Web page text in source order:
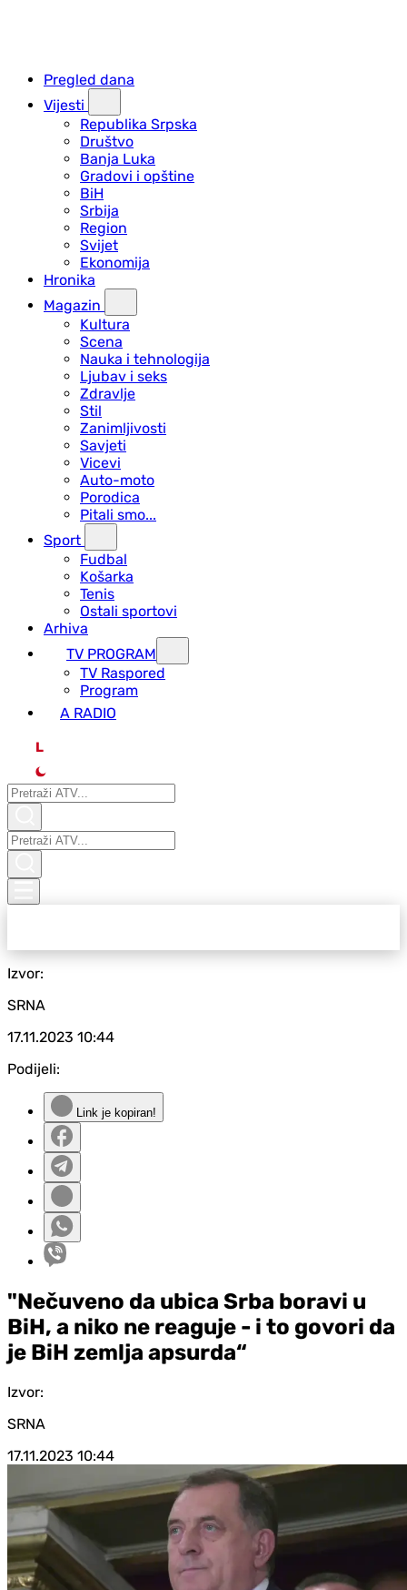
Pregled dana
Vijesti
Republika Srpska
Društvo
Banja Luka
Gradovi i opštine
BiH
Srbija
Region
Svijet
Ekonomija
Hronika
Magazin
Kultura
Scena
Nauka i tehnologija
Ljubav i seks
Zdravlje
Stil
Zanimljivosti
Savjeti
Vicevi
Auto-moto
Porodica
Pitali smo...
Sport
Fudbal
Košarka
Tenis
Ostali sportovi
Arhiva
TV PROGRAM
ТV Raspored
Program
A RADIO
L
Izvor:
SRNA
17.11.2023 10:44
Podijeli:
Link je kopiran!
"Nečuveno da ubica Srba boravi u
BiH, a niko ne reaguje - i to govori da
je BiH zemlja apsurda“
Izvor:
SRNA
17.11.2023 10:44